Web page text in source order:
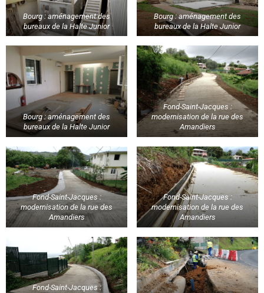
Bourg : aménagement des
bureaux de la Halte Junior
Bourg : aménagement des
bureaux de la Halte Junior
Bourg : aménagement des
bureaux de la Halte Junior
Fond-Saint-Jacques :
modernisation de la rue des
Amandiers
Fond-Saint-Jacques :
modernisation de la rue des
Amandiers
Fond-Saint-Jacques :
modernisation de la rue des
Amandiers
Fond-Saint-Jacques :